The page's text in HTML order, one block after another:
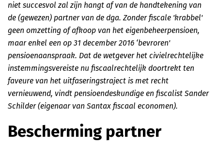
niet succesvol zal zijn hangt af van de handtekening van
de (gewezen) partner van de dga. Zonder fiscale 'krabbel'
geen omzetting of afkoop van het eigenbeheerpensioen,
maar enkel een op 31 december 2016 ‘bevroren'
pensioenaanspraak. Dat de wetgever het civielrechtelijke
instemmingsvereiste nu fiscaalrechtelijk doortrekt ten
faveure van het uitfaseringstraject is met recht
vernieuwend, vindt pensioendeskundige en fiscalist Sander
Schilder (eigenaar van Santax fiscaal economen).
Bescherming partner